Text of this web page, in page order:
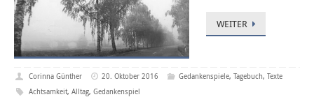
WEITER
Corinna Günther 20. Oktober 2016 Gedankenspiele, Tagebuch, Texte
Achtsamkeit,Alltag,Gedankenspiel